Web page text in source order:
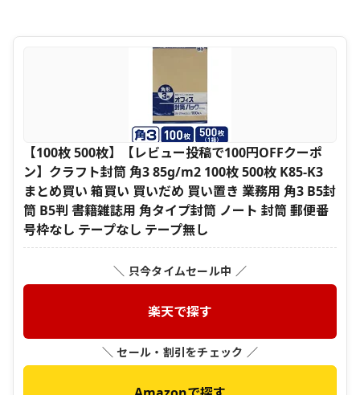
【100枚 500枚】【レビュー投稿で100円OFFクーポ
ン】クラフト封筒 角3 85g/m2 100枚 500枚 K85-K3
まとめ買い 箱買い 買いだめ 買い置き 業務用 角3 B5封
筒 B5判 書籍雑誌用 角タイプ封筒 ノート 封筒 郵便番
号枠なし テープなし テープ無し
＼ 只今タイムセール中 ／
楽天で探す
＼ セール・割引をチェック ／